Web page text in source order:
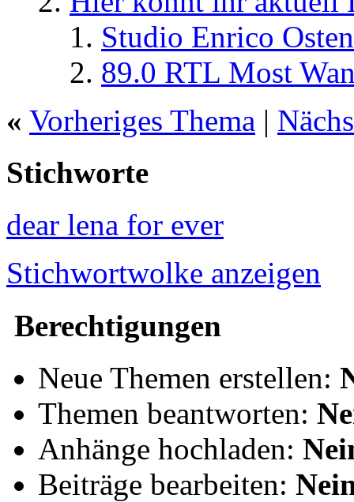
Studio Enrico
89.0 RTL Most
« Vorheriges Thema |
Stichworte
dear lena for ever
Stichwortwolke anzeigen
Berechtigungen
Neue Themen erstellen:
Themen beantworten:
Anhänge hochladen:
Beiträge bearbeiten: